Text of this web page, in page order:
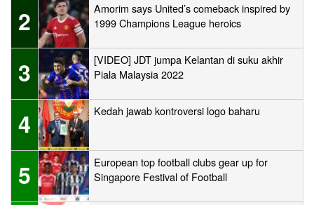
2
Amorim says United’s comeback inspired by
1999 Champions League heroics
3
[VIDEO] JDT jumpa Kelantan di suku akhir
Piala Malaysia 2022
4 Kedah jawab kontroversi logo baharu
5
European top football clubs gear up for
Singapore Festival of Football